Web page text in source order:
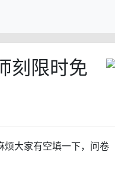
刻限时免
烦大家有空填一下，问卷